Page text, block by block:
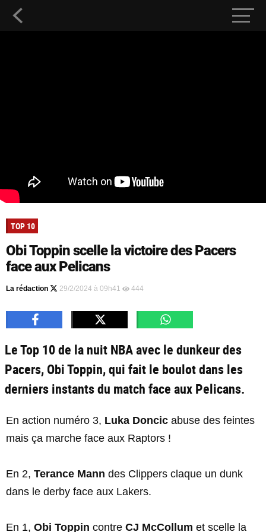
TOP 10
Obi Toppin scelle la victoire des Pacers
face aux Pelicans
La rédaction 29/2/2024 à 09h41 444
Le Top 10 de la nuit NBA avec le dunkeur des
Pacers, Obi Toppin, qui fait le boulot dans les
derniers instants du match face aux Pelicans.
En action numéro 3, Luka Doncic abuse des feintes
mais ça marche face aux Raptors !
En 2, Terance Mann des Clippers claque un dunk
dans le derby face aux Lakers.
En 1, Obi Toppin contre CJ McCollum et scelle la